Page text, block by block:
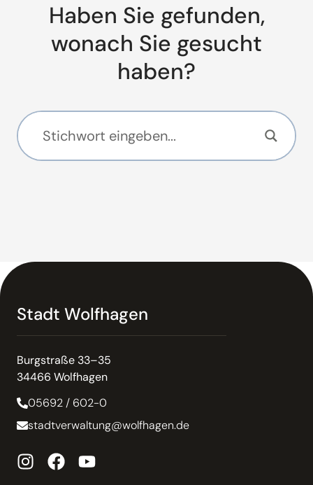
Haben Sie gefunden,
wonach Sie gesucht
haben?
Stadt Wolfhagen
Burgstraße 33–35
34466 Wolfhagen
05692 / 602-0
stadtverwaltung@wolfhagen.de